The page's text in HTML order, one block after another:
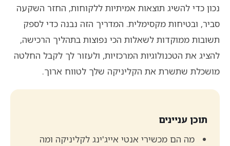
נכון כדי להשיג תוצאות אמיתיות ללקוחות, החזר השקעה
סביר, ובטיחות מקסימלית. המדריך הזה נבנה כדי לספק
תשובות ממוקדות לשאלות הכי נפוצות בתהליך הרכישה,
להציג את הטכנולוגיות המרכזיות, ולעזור לך לקבל החלטה
מושכלת שתשרת את הקליניקה שלך לטווח ארוך.
תוכן עניינים
מה הם מכשירי אנטי אייג'ינג לקליניקה ומה